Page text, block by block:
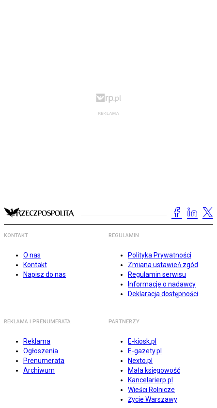
KONTAKT
O nas
Kontakt
Napisz do nas
REGULAMIN
Polityka Prywatności
Zmiana ustawień zgód
Regulamin serwisu
Informacje o nadawcy
Deklaracja dostępności
REKLAMA I PRENUMERATA
Reklama
Ogłoszenia
Prenumerata
Archiwum
PARTNERZY
E-kiosk.pl
E-gazety.pl
Nexto.pl
Mała księgowość
Kancelarierp.pl
Wieści Rolnicze
Życie Warszawy